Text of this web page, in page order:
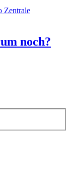
Zentrale
noch?